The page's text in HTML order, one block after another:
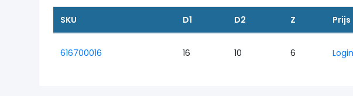
SKU D1 D2 Z Prijs
616700016 16 10 6